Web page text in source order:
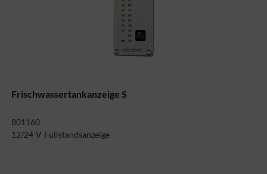
Frischwassertankanzeige S
801160
12/24-V-Füllstandsanzeige